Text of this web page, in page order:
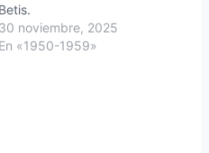
Betis.
30 noviembre, 2025
En «1950-1959»